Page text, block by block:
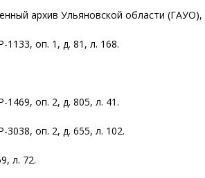
архив Ульяновской области
оп. 1, д. 81, л. 168.
оп. 2, д. 805, л. 41.
оп. 2, д. 655, л. 102.
л. 72.